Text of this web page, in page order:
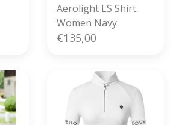
Aerolight LS Shirt
Women Navy
€135,00